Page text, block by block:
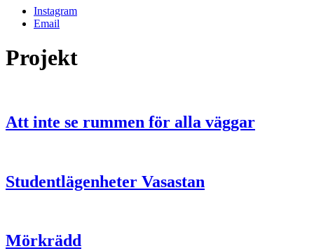
Instagram
Email
Projekt
Att inte se rummen för alla väggar
Studentlägenheter Vasastan
Mörkrädd